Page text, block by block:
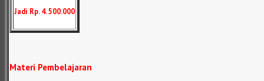
Jadi Rp. 4. 500.000
Materi Pembelajaran